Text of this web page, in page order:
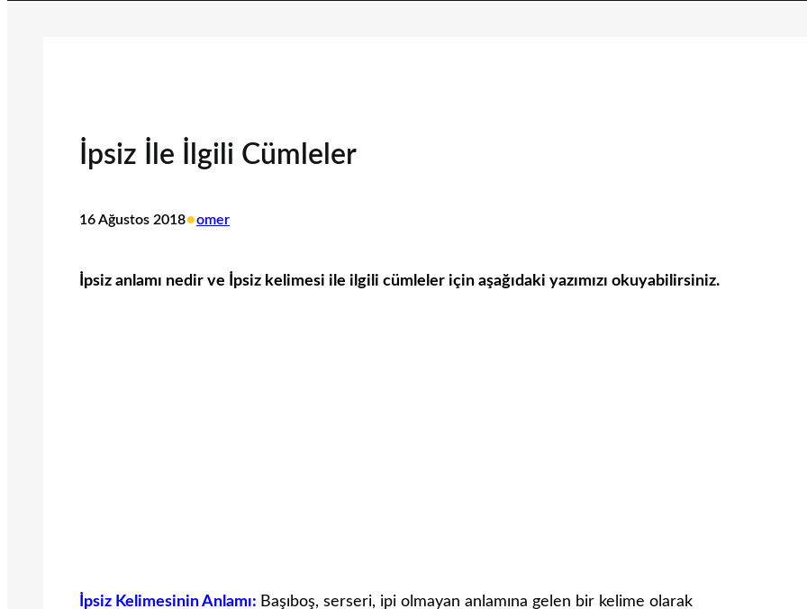
İpsiz İle İlgili Cümleler
16 Ağustos 2018•omer
İpsiz anlamı nedir ve İpsiz kelimesi ile ilgili cümleler için aşağıdaki yazımızı okuyabilirsiniz.
İpsiz Kelimesinin Anlamı: Başıboş, serseri, ipi olmayan anlamına gelen bir kelime olarak